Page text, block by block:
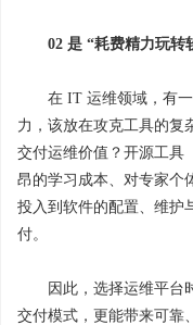
02 是 “耗费精力玩转
在 IT 运维领域，有
力，该放在攻克工具的复
交付运维价值？开源工具
昂的学习成本、对专家个
投入到软件的配置、维护
付。
因此，选择运维平台
交付模式，更能带来可靠